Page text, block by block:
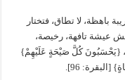
باهظة، لا تطاق، فتختار
عيشة تافهة، رخيصة،
{يَحْسَبُونَ كُلَّ صَيْحَةٍ عَلَيْهِمْ}